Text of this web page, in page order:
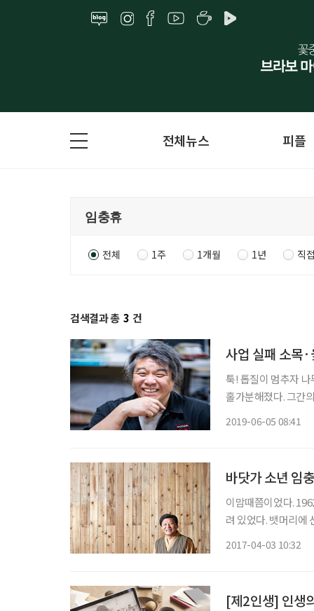
전체뉴스 피플
전체 1주 1개월 1년 직
검색결과 총 3 건
사업 실패 소목
툭! 톱질이 멈추자
홀가분해졌다. 그간
2019-06-05 08:41
바닷가 소년 임
이맘때쯤이었다.
려 있었다. 뱃머리에
2017-04-03 10:32
[제2인생] 인생